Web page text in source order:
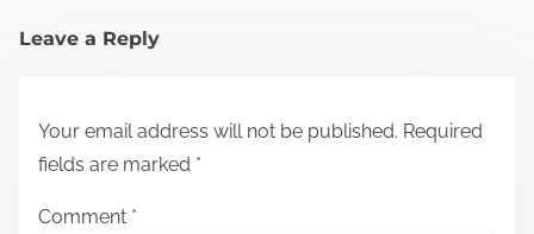
Leave a Reply
Your email address will not be published. Required
fields are marked *
Comment *